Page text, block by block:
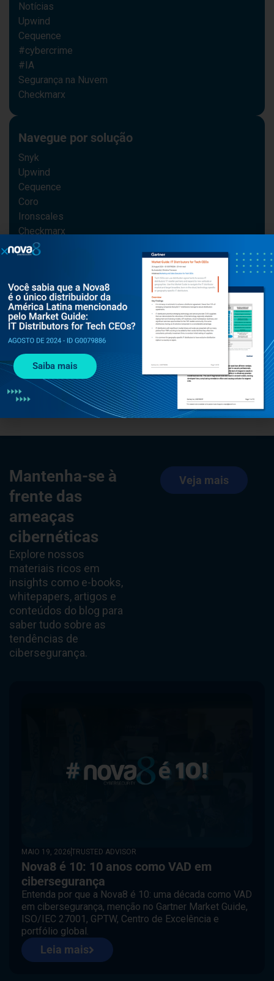
Notícias
Upwind
Cequence
#cybercrime
#IA
Segurança na Nuvem
Checkmarx
Navegue por solução
Snyk
Upwind
Cequence
Coro
Ironscales
Checkmarx
Mantenha-se à
frente das
ameaças
cibernéticas
Explore nossos
materiais ricos em
insights como e-books,
whitepapers, artigos e
conteúdos do blog para
saber tudo sobre as
tendências de
cibersegurança.
Veja mais
MAIO 19, 2026TRUSTED ADVISOR
Nova8 é 10: 10 anos como VAD em
cibersegurança
Entenda por que a Nova8 é 10: uma década como VAD
em cibersegurança, menção no Gartner Market Guide,
ISO/IEC 27001, GPTW, Centro de Excelência e
portfólio global.
Leia mais
Saiba mais